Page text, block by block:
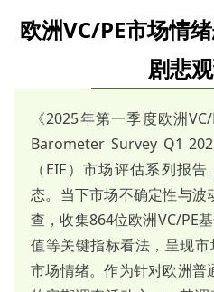
欧洲VC/PE市场情
剧悲
《2025年第一季度欧洲
Barometer Survey Q1
（EIF）市场评估系列报
态。当下市场不确定性与波
查，收集864位欧洲VC/PE
值等关键指标看法，呈现
市场情绪。作为针对欧洲普